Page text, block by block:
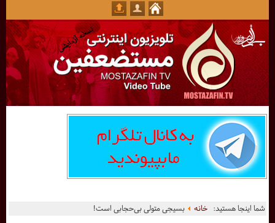
شما اینجا هستید:خانه
بسیجی متولی بی‌حجابی است!